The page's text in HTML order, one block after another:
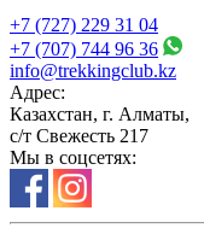
+7 (727) 229 31 04
+7 (707) 744 96 36
info@trekkingclub.kz
Адрес:
Казахстан, г. Алматы,
с/т Свежесть 217
Мы в соцсетях: